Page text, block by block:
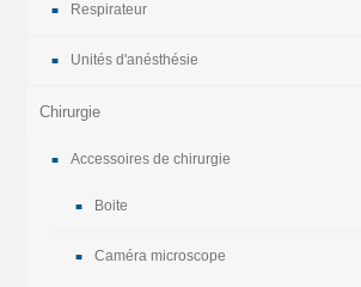
Respirateur
Unités d'anésthésie
Chirurgie
Accessoires de chirurgie
Boite
Caméra microscope